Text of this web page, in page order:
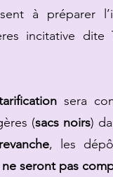
à préparer
incitative dite
sera
(sacs noirs)
, les
ne seront pas